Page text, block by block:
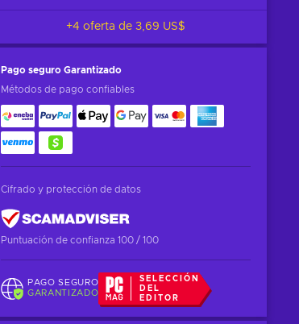
+4 oferta de 3,69 US$
Pago seguro Garantizado
Métodos de pago confiables
Cifrado y protección de datos
Puntuación de confianza 100 / 100
PAGO SEGURO
GARANTIZADO
SELECCIÓN
DEL
EDITOR